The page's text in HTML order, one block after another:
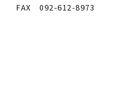
FAX 092-612-8973